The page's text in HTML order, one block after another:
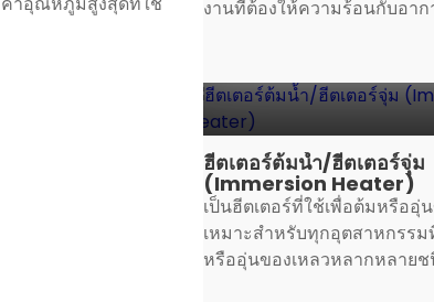
งานที่ต้องให้ความร้อนกับอา
ฮีตเตอร์ต้มน้ำ/ฮีตเตอร์จุ่ม
(Immersion Heater)
เป็นฮีตเตอร์ที่ใช้เพื่อต้มหรืออุ่
เหมาะสำหรับทุกอุตสาหกรร
หรืออุ่นของเหลวหลากหลาย